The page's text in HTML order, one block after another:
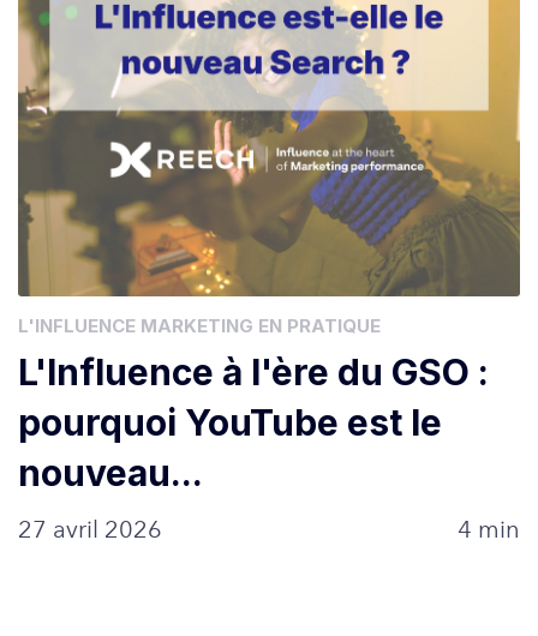
L'INFLUENCE MARKETING EN PRATIQUE
L'Influence à l'ère du GSO :
pourquoi YouTube est le
nouveau...
27 avril 2026 4 min